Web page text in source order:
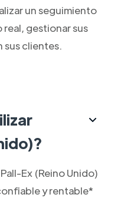
un seguimiento
gestionar sus
sus clientes.
Ex (Reino Unido)
y rentable*